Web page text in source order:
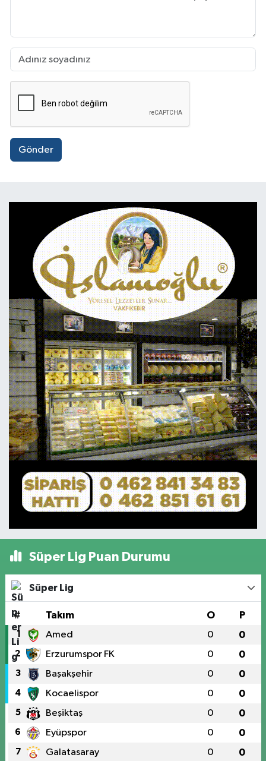
Gönder
Süper Lig Puan Durumu
Süper Lig
# Takım O P
1 Amed 0 0
2 Erzurumspor FK 0 0
3 Başakşehir 0 0
4 Kocaelispor 0 0
5 Beşiktaş 0 0
6 Eyüpspor 0 0
7 Galatasaray 0 0